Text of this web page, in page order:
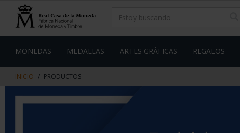
contenido
de
MONEDAS MEDALLAS ARTES GRÁFICAS REGALOS
INICIO PRODUCTOS